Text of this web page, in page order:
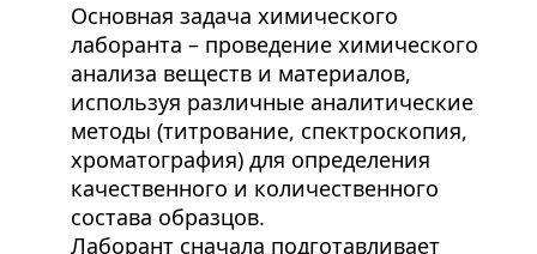
Основная задача химического
лаборанта – проведение химического
анализа веществ и материалов,
используя различные аналитические
методы (титрование, спектроскопия,
хроматография) для определения
качественного и количественного
состава образцов.
Лаборант сначала подготавливает